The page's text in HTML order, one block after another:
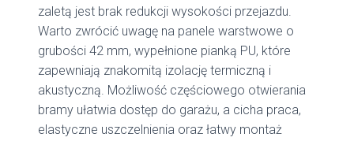
zaletą jest brak redukcji wysokości przejazdu.
Warto zwrócić uwagę na panele warstwowe o
grubości 42 mm, wypełnione pianką PU, które
zapewniają znakomitą izolację termiczną i
akustyczną. Możliwość częściowego otwierania
bramy ułatwia dostęp do garażu, a cicha praca,
elastyczne uszczelnienia oraz łatwy montaż